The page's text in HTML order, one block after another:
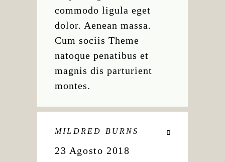
commodo ligula eget
dolor. Aenean massa.
Cum sociis Theme
natoque penatibus et
magnis dis parturient
montes.
MILDRED BURNS
23 Agosto 2018